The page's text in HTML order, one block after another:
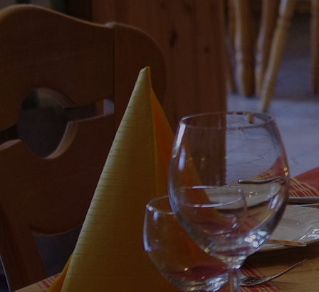
genussregion-6